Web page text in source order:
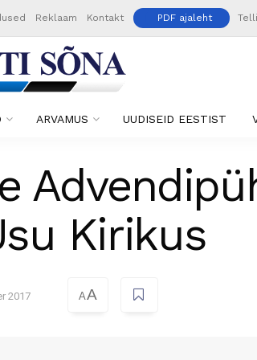
Reklaam Kontakt PDF ajaleht Telli
ARVAMUS UUDISEID EESTIST
Kirikus
2017 AA